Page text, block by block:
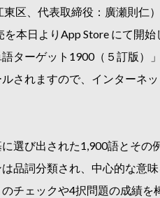
区、代表取締役：廣瀬則仁
本日よりApp Store にて開
ターゲット1900（５訂版）
されますので、インターネ
選び出された1,900語とそ
品詞分類され、中心的な意
チェックや4択問題の成績